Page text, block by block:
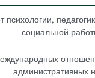
психологии,
социальной
административных